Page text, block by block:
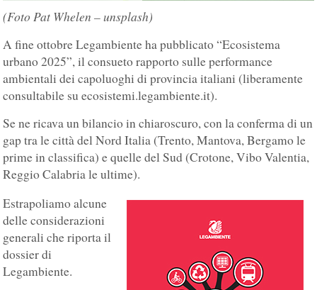
(Foto Pat Whelen – unsplash)
A fine ottobre Legambiente ha pubblicato “Ecosistema
urbano 2025”, il consueto rapporto sulle performance
ambientali dei capoluoghi di provincia italiani (liberamente
consultabile su ecosistemi.legambiente.it).
Se ne ricava un bilancio in chiaroscuro, con la conferma di un
gap tra le città del Nord Italia (Trento, Mantova, Bergamo le
prime in classifica) e quelle del Sud (Crotone, Vibo Valentia,
Reggio Calabria le ultime).
Estrapoliamo alcune
delle considerazioni
generali che riporta il
dossier di
Legambiente.